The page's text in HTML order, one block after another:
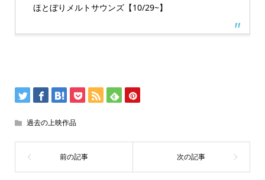
ほとぼりメルトサウンズ【10/29~】
過去の上映作品